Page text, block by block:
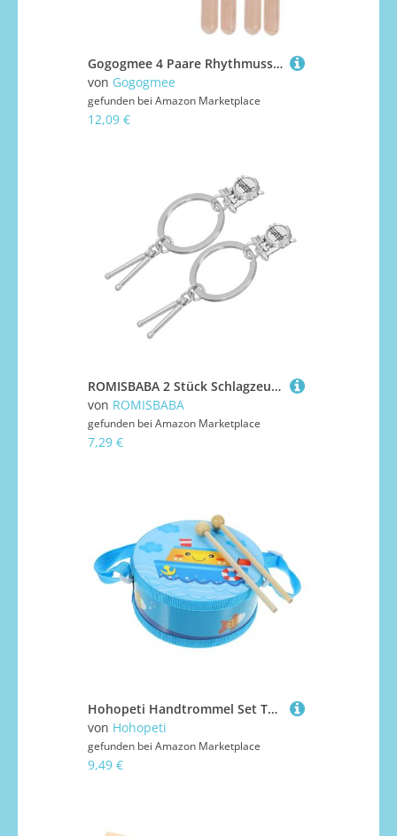
Gogogmee 4 Paare Rhythmusstäbe aus Holz Pädagogische Percussion Bunte Sichere Musiksticks für Frühe Musikalische und Gruppenaktivitäten Montessori Geeignet Ab Jahren
von Gogogmee
gefunden bei Amazon Marketplace
12,09 €
ROMISBABA 2 Stück Schlagzeug Schlüssel bund Trommelschlüssel Snare Drum Key Ring für Rockbänder Musikverzierung Instrument Schlinge Band Trommelverzierung Musikerschmuck Zinklegierung Silber
von ROMISBABA
gefunden bei Amazon Marketplace
7,29 €
Hohopeti Handtrommel Set Teilig mit Robustem Trommelstock Kompakte Percussion für Musikfestivals und Partys Verschleißfestes Material Geeignet für Anfänger und Ab Jahren
von Hohopeti
gefunden bei Amazon Marketplace
9,49 €